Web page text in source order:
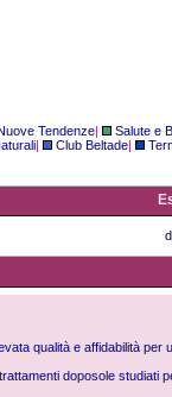
Tendenze| Salute e
| Club Beltade|
qualità e affidabilità per
doposole studiati